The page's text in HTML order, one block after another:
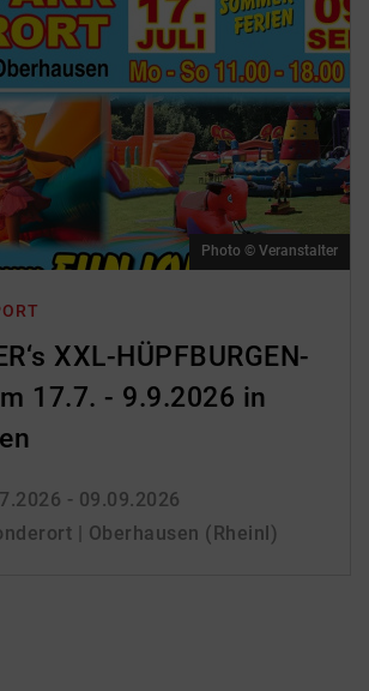
XXL-HÜPFBURGEN-
17.7. - 9.9.2026 in
- 09.09.2026
| Oberhausen (Rheinl)
Photo © Veranstalter